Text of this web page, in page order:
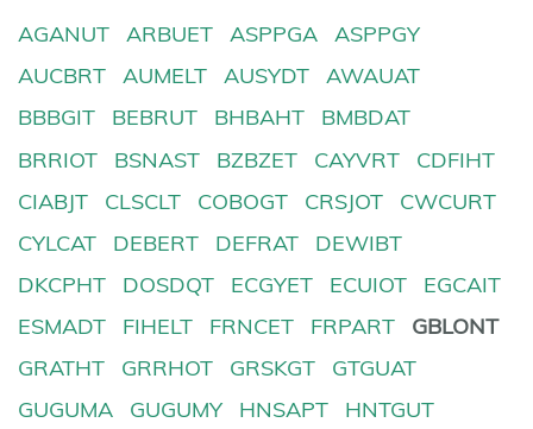
AGANUT ARBUET ASPPGA
ASPPGY
AUCBRT
AUMELT AUSYDT
AWAUAT
BBBGIT
BEBRUT BHBAHT
BMBDAT
BRRIOT
BSNAST BZBZET CAYVRT
CDFIHT
CIABJT
CLSCLT COBOGT CRSJOT
CWCURT
CYLCAT
DEBERT DEFRAT
DEWIBT
DKCPHT
DOSDQT ECGYET ECUIOT
EGCAIT
ESMADT
FIHELT FRNCET FRPART
GBLONT
GRATHT
GRRHOT GRSKGT
GTGUAT
GUGUMA
GUGUMY HNSAPT HNTGUT